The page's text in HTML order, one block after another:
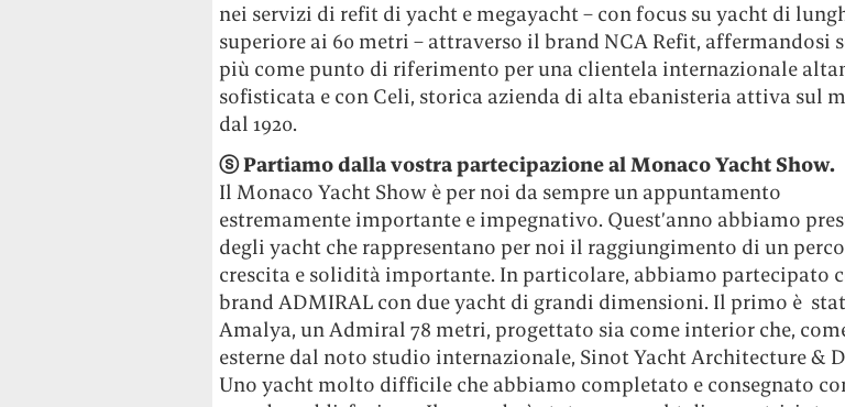
nei servizi di refit di yacht e megayacht – con focus su yacht di
superiore ai 60 metri – attraverso il brand NCA Refit, affermandosi
più come punto di riferimento per una clientela internazionale
sofisticata e con Celi, storica azienda di alta ebanisteria attiva sul
dal 1920.
ⓢ Partiamo dalla vostra partecipazione al Monaco Yacht Show.
Il Monaco Yacht Show è per noi da sempre un appuntamento
estremamente importante e impegnativo. Quest’anno abbiamo
degli yacht che rappresentano per noi il raggiungimento di un
crescita e solidità importante. In particolare, abbiamo partecipato
brand ADMIRAL con due yacht di grandi dimensioni. Il primo è
Amalya, un Admiral 78 metri, progettato sia come interior che,
esterne dal noto studio internazionale, Sinot Yacht Architecture &
Uno yacht molto difficile che abbiamo completato e consegnato